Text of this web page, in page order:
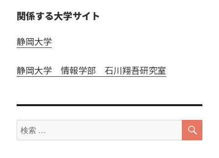
関係する大学サイト
静岡大学
静岡大学 情報学部 石川翔吾研究室
検
索
検